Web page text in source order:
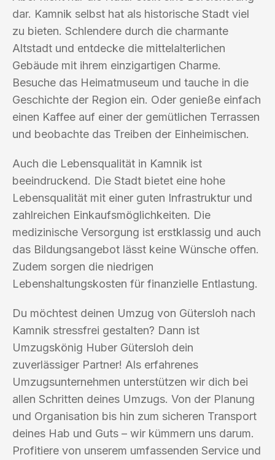
dar. Kamnik selbst hat als historische Stadt viel
zu bieten. Schlendere durch die charmante
Altstadt und entdecke die mittelalterlichen
Gebäude mit ihrem einzigartigen Charme.
Besuche das Heimatmuseum und tauche in die
Geschichte der Region ein. Oder genieße einfach
einen Kaffee auf einer der gemütlichen Terrassen
und beobachte das Treiben der Einheimischen.
Auch die Lebensqualität in Kamnik ist
beeindruckend. Die Stadt bietet eine hohe
Lebensqualität mit einer guten Infrastruktur und
zahlreichen Einkaufsmöglichkeiten. Die
medizinische Versorgung ist erstklassig und auch
das Bildungsangebot lässt keine Wünsche offen.
Zudem sorgen die niedrigen
Lebenshaltungskosten für finanzielle Entlastung.
Du möchtest deinen Umzug von Gütersloh nach
Kamnik stressfrei gestalten? Dann ist
Umzugskönig Huber Gütersloh dein
zuverlässiger Partner! Als erfahrenes
Umzugsunternehmen unterstützen wir dich bei
allen Schritten deines Umzugs. Von der Planung
und Organisation bis hin zum sicheren Transport
deines Hab und Guts – wir kümmern uns darum.
Profitiere von unserem umfassenden Service und